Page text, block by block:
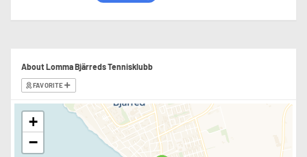
About Lomma Bjärreds Tennisklubb
FAVORITE
+
−